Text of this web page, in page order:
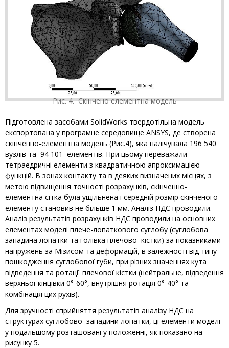
Рис. 4. Скінчено елементна модель
Підготовлена засобами SolidWorks твердотільна модель
експортована у програмне середовище ANSYS, де створена
скінченно-елементна модель (Рис.4), яка налічувала 196 540
вузлів та 94 101 елементів. При цьому переважали
тетраедричні елементи з квадратичною апроксимацією
функцій. В зонах контакту та в деяких визначених місцях, з
метою підвищення точності розрахунків, скінченно-
елементна сітка була ущільнена і середній розмір скінченого
елементу становив не більше 1 мм. Аналіз НДС проводили.
Аналіз результатів розрахунків НДС проводили на основних
елементах моделі плече-лопаткового суглобу (суглобова
западина лопатки та голівка плечової кістки) за показниками
напружень за Мізисом та деформацій, в залежності від типу
пошкодження суглобової губи, при різних значеннях кута
відведення та ротації плечової кістки (нейтральне, відведення
верхньої кінцівки 0°-60°, внутрішня ротація 0°-40° та
комбінація цих рухів).
Для зручності сприйняття результатів аналізу НДС на
структурах суглобової западини лопатки, ці елементи моделі
у подальшому розташовані у положенні, як показано на
рисунку 5.